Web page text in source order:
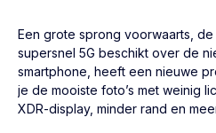
Een grote sprong voorwaarts, de
supersnel 5G beschikt over de
smartphone, heeft een nieuwe
je de mooiste foto’s met weinig
XDR-display, minder rand en